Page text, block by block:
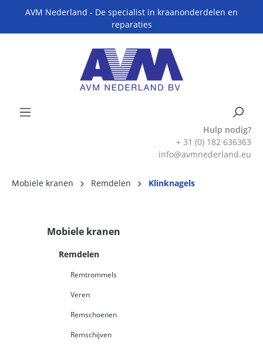
AVM Nederland - De specialist in kraanonderdelen en
reparaties
Hulp nodig?
+ 31 (0) 182 636363
info@avmnederland.eu
Mobiele kranen Remdelen Klinknagels
Mobiele kranen
Remdelen
Remtrommels
Veren
Remschoenen
Remschijven